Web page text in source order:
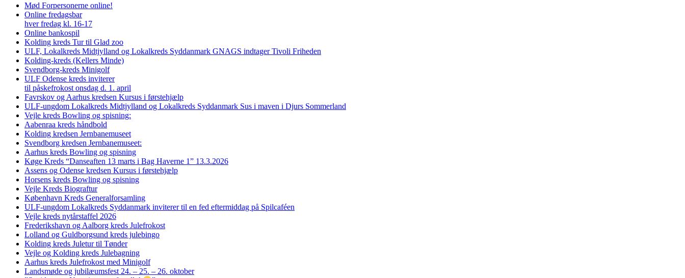
Mød Forpersonerne online!
Online fredagsbar
hver fredag kl. 16-17
Online bankospil
Kolding kreds Tur til Glad zoo
ULF, Lokalkreds Midtjylland og Lokalkreds Syddanmark GNAGS indtager Tivoli Friheden
Kolding-kreds (Kellers Minde)
Svendborg-kreds Minigolf
ULF Odense kreds inviterer
til påskefrokost onsdag d. 1. april
Favrskov og Aarhus kredsen Kursus i førstehjælp
ULF-ungdom Lokalkreds Midtjylland og Lokalkreds Syddanmark Sus i maven i Djurs Sommerland
Vejle kreds Bowling og spisning:
Aabenraa kreds håndbold
Kolding kredsen Jernbanemuseet
Svendborg kredsen Jernbanemuseet:
Aarhus kreds Bowling og spisning
Køge Kreds “Danseaften 13 marts i Bag Haverne 1” 13.3.2026
Assens og Odense kredsen Kursus i førstehjælp
Horsens kreds Bowling og spisning
Vejle Kreds Biograftur
København Kreds Generalforsamling
ULF-ungdom Lokalkreds Syddanmark inviterer til en fed eftermiddag på Spilcaféen
Vejle kreds nytårstaffel 2026
Frederikshavn og Aalborg kreds Julefrokost
Lolland og Guldborgsund kreds julebingo
Kolding kreds Juletur til Tønder
Vejle og Kolding kreds Julebagning
Aarhus kreds Julefrokost med Minigolf
Landsmøde og jubilæumsfest 24. – 25. – 26. oktober